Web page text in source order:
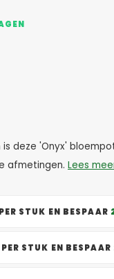
is deze 'Onyx'
afmetingen. Lees
PER STUK EN BESPAAR
PER STUK EN BESPAAR